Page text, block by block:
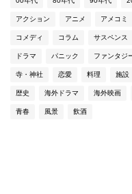
アクション アニメ アメコミ
コメディ コラム サスペンス
ドラマ パニック ファンタジ
寺・神社 恋愛 料理 施設
歴史 海外ドラマ 海外映画
青春 風景 飲酒